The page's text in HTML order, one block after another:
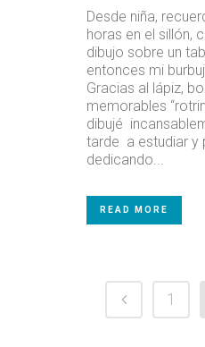
Desde niña,
horas en el sillón,
dibujo sobre un
entonces mi
Gracias al lápiz,
memorables
dibujé
tarde a estudiar y
dedicando...
READ MORE
1